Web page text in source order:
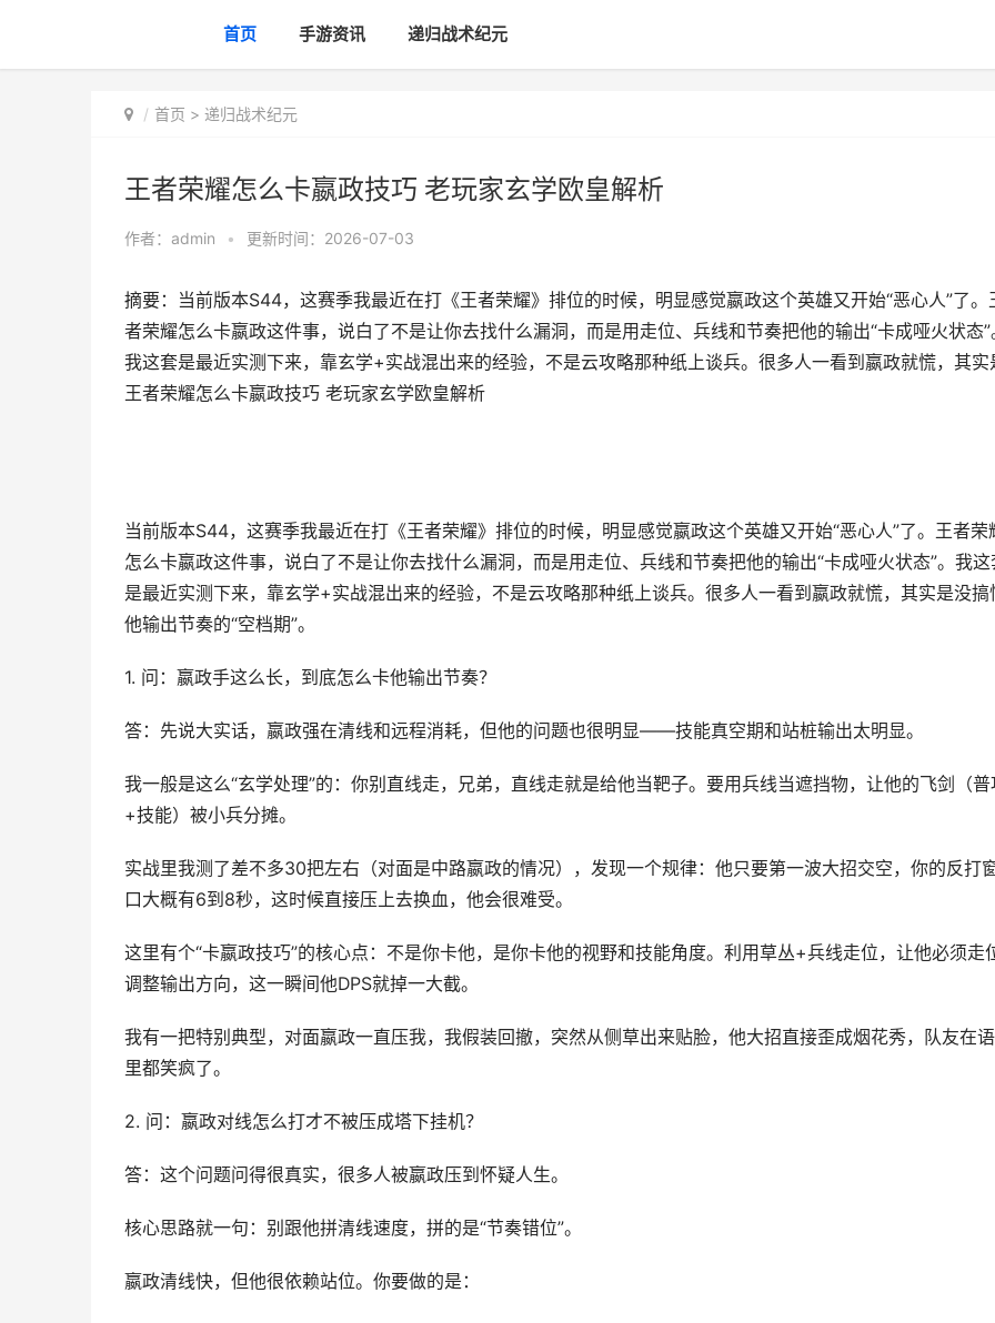
首页 手游资讯 递归战术纪元
首页 > 递归战术纪元
王者荣耀怎么卡嬴政技巧 老玩家玄学欧皇解析
作者： admin • 更新时间：2026-07-03
摘要：当前版本S44，这赛季我最近在打《王者荣耀》排位的时候，明显感觉嬴政这个英雄又开始“恶心人”了。
者荣耀怎么卡嬴政这件事，说白了不是让你去找什么漏洞，而是用走位、兵线和节奏把他的输出“卡成哑火状态”
我这套是最近实测下来，靠玄学+实战混出来的经验，不是云攻略那种纸上谈兵。很多人一看到嬴政就慌，其实
王者荣耀怎么卡嬴政技巧 老玩家玄学欧皇解析
当前版本S44，这赛季我最近在打《王者荣耀》排位的时候，明显感觉嬴政这个英雄又开始“恶心人”了。王者荣
怎么卡嬴政这件事，说白了不是让你去找什么漏洞，而是用走位、兵线和节奏把他的输出“卡成哑火状态”。我这
是最近实测下来，靠玄学+实战混出来的经验，不是云攻略那种纸上谈兵。很多人一看到嬴政就慌，其实是没搞
他输出节奏的“空档期”。
1. 问：嬴政手这么长，到底怎么卡他输出节奏？
答：先说大实话，嬴政强在清线和远程消耗，但他的问题也很明显——技能真空期和站桩输出太明显。
我一般是这么“玄学处理”的：你别直线走，兄弟，直线走就是给他当靶子。要用兵线当遮挡物，让他的飞剑（普
+技能）被小兵分摊。
实战里我测了差不多30把左右（对面是中路嬴政的情况），发现一个规律：他只要第一波大招交空，你的反打
口大概有6到8秒，这时候直接压上去换血，他会很难受。
这里有个“卡嬴政技巧”的核心点：不是你卡他，是你卡他的视野和技能角度。利用草丛+兵线走位，让他必须走
调整输出方向，这一瞬间他DPS就掉一大截。
我有一把特别典型，对面嬴政一直压我，我假装回撤，突然从侧草出来贴脸，他大招直接歪成烟花秀，队友在
里都笑疯了。
2. 问：嬴政对线怎么打才不被压成塔下挂机？
答：这个问题问得很真实，很多人被嬴政压到怀疑人生。
核心思路就一句：别跟他拼清线速度，拼的是“节奏错位”。
嬴政清线快，但他很依赖站位。你要做的是：